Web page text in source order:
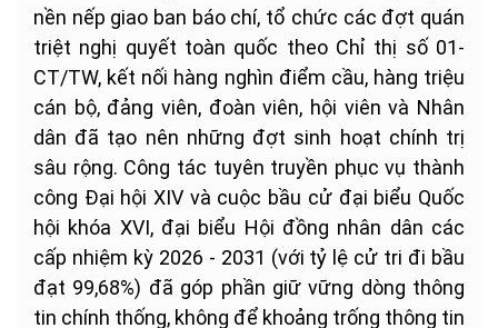
nền nếp giao ban báo chí, tổ chức các đợt quán
triệt nghị quyết toàn quốc theo Chỉ thị số 01-
CT/TW, kết nối hàng nghìn điểm cầu, hàng triệu
cán bộ, đảng viên, đoàn viên, hội viên và Nhân
dân đã tạo nên những đợt sinh hoạt chính trị
sâu rộng. Công tác tuyên truyền phục vụ thành
công Đại hội XIV và cuộc bầu cử đại biểu Quốc
hội khóa XVI, đại biểu Hội đồng nhân dân các
cấp nhiệm kỳ 2026 - 2031 (với tỷ lệ cử tri đi bầu
đạt 99,68%) đã góp phần giữ vững dòng thông
tin chính thống, không để khoảng trống thông tin